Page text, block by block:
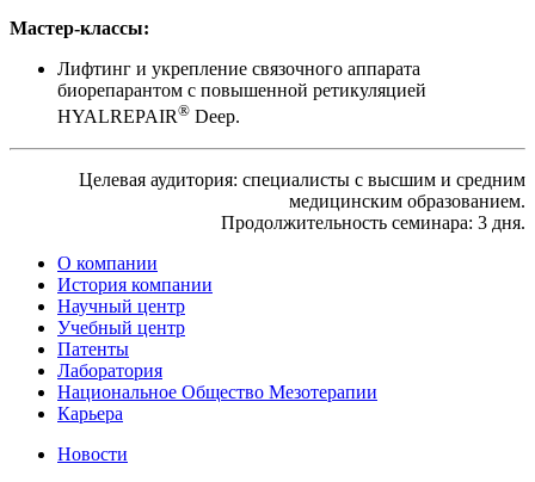
Мастер-классы:
Лифтинг и укрепление связочного аппарата
биорепарантом с повышенной ретикуляцией
HYALREPAIR® Deep.
Целевая аудитория: специалисты с высшим и средним
медицинским образованием.
Продолжительность семинара: 3 дня.
О компании
История компании
Научный центр
Учебный центр
Патенты
Лаборатория
Национальное Общество Мезотерапии
Карьера
Новости